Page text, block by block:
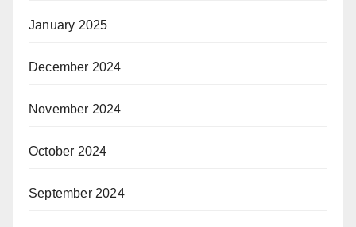
January 2025
December 2024
November 2024
October 2024
September 2024